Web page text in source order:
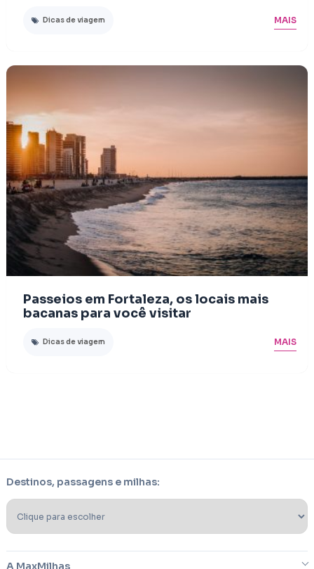
Dicas de viagem MAIS
Passeios em Fortaleza, os locais mais
bacanas para você visitar
Dicas de viagem MAIS
Destinos, passagens e milhas:
A MaxMilhas